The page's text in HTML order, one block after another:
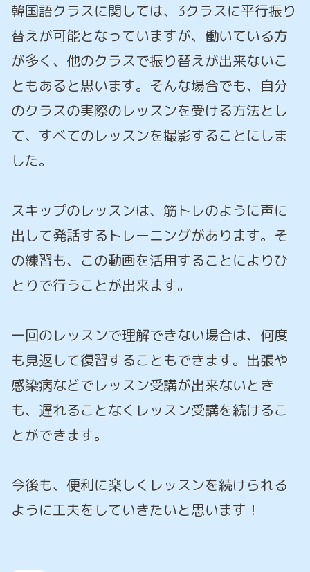
韓国語クラスに関しては、3クラスに平行振り
替えが可能となっていますが、働いている方
が多く、他のクラスで振り替えが出来ないこ
ともあると思います。そんな場合でも、自分
のクラスの実際のレッスンを受ける方法とし
て、すべてのレッスンを撮影することにしま
した。
スキップのレッスンは、筋トレのように声に
出して発話するトレーニングがあります。そ
の練習も、この動画を活用することによりひ
とりで行うことが出来ます。
一回のレッスンで理解できない場合は、何度
も見返して復習することもできます。出張や
感染病などでレッスン受講が出来ないとき
も、遅れることなくレッスン受講を続けるこ
とができます。
今後も、便利に楽しくレッスンを続けられる
ように工夫をしていきたいと思います！